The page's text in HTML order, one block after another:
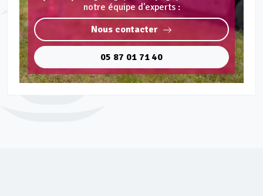
notre équipe d'experts :
Nous contacter
05 87 01 71 40